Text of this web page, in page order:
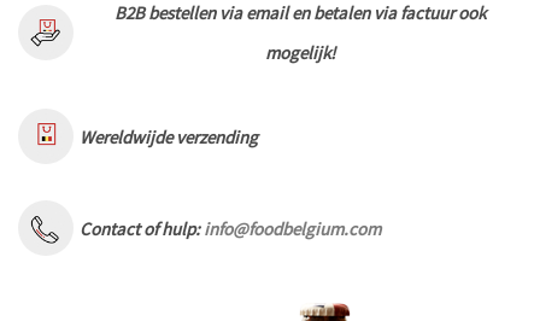
B2B bestellen via email en betalen via factuur ook
mogelijk!
Wereldwijde verzending
Contact of hulp:info@foodbelgium.com